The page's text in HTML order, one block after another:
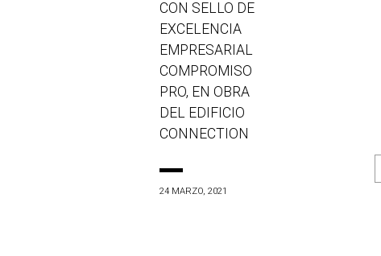
CON SELLO DE
EXCELENCIA
EMPRESARIAL
COMPROMISO
PRO, EN OBRA
DEL EDIFICIO
CONNECTION
24 MARZO, 2021